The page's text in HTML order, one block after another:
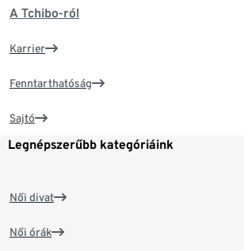
A Tchibo-ról
Karrier
Fenntarthatóság
Sajtó
Legnépszerűbb kategóriáink
Női divat
Női órák